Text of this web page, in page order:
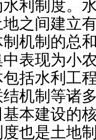
利制度。
之间建立
机制的总
表现为小
括水利工
机制等诸
本建设的
也是土地